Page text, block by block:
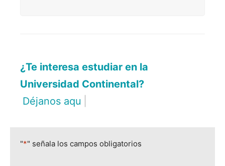
¿Te interesa estudiar en la
Universidad Continental?
Déjanos aquí tus
"*" señala los campos obligatorios